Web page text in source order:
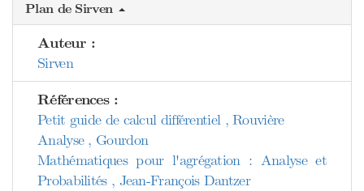
Plan de Sirven
Auteur :
Sirven
Références :
Petit guide de calcul différentiel , Rouvière
Analyse , Gourdon
Mathématiques pour l'agrégation : Analyse et
Probabilités , Jean-François Dantzer